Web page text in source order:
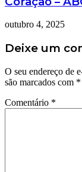
outubro 4, 2025
Deixe um
O seu endereço de
são marcados com *
Comentário *